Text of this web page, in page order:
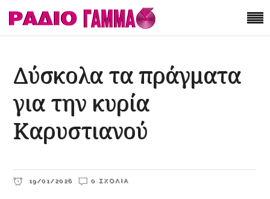
Δύσκολα τα πράγματα
για την κυρία
Καρυστιανού
19/01/2026 0 ΣΧΌΛΙΑ